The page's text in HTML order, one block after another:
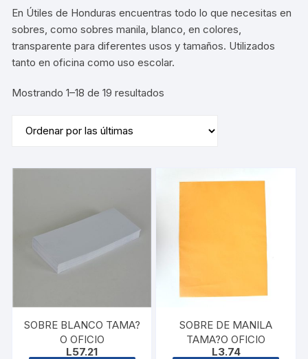
En Útiles de Honduras encuentras todo lo que necesitas en
sobres, como sobres manila, blanco, en colores,
transparente para diferentes usos y tamaños. Utilizados
tanto en oficina como uso escolar.
Mostrando 1–18 de 19 resultados
SOBRE BLANCO TAMA?
O OFICIO
L57.21
SOBRE DE MANILA
TAMA?O OFICIO
L3.74